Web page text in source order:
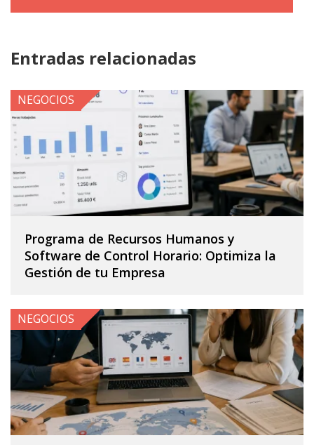
Entradas relacionadas
Programa de Recursos Humanos y
Software de Control Horario: Optimiza la
Gestión de tu Empresa
NEGOCIOS
NEGOCIOS